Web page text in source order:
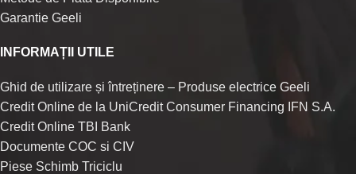
Garantie Geeli
INFORMAȚII UTILE
Ghid de utilizare și întreținere – Produse electrice Geeli
Credit Online de la UniCredit Consumer Financing IFN S.A.
Credit Online TBI Bank
Documente COC si CIV
Piese Schimb Triciclu